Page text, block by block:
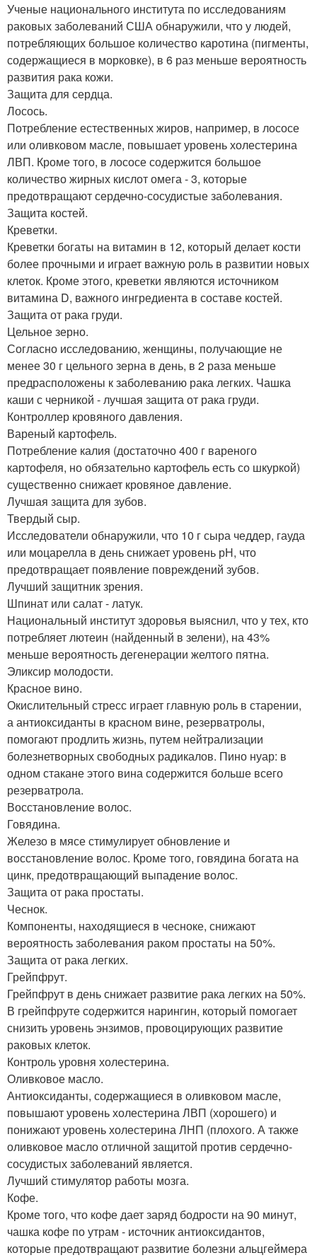
Ученые национального института по исследованиям
раковых заболеваний США обнаружили, что у людей,
потребляющих большое количество каротина (пигменты,
содержащиеся в морковке), в 6 раз меньше вероятность
развития рака кожи.
Защита для сердца.
Лосось.
Потребление естественных жиров, например, в лососе
или оливковом масле, повышает уровень холестерина
ЛВП. Кроме того, в лососе содержится большое
количество жирных кислот омега - 3, которые
предотвращают сердечно-сосудистые заболевания.
Защита костей.
Креветки.
Креветки богаты на витамин в 12, который делает кости
более прочными и играет важную роль в развитии новых
клеток. Кроме этого, креветки являются источником
витамина D, важного ингредиента в составе костей.
Защита от рака груди.
Цельное зерно.
Согласно исследованию, женщины, получающие не
менее 30 г цельного зерна в день, в 2 раза меньше
предрасположены к заболеванию рака легких. Чашка
каши с черникой - лучшая защита от рака груди.
Контроллер кровяного давления.
Вареный картофель.
Потребление калия (достаточно 400 г вареного
картофеля, но обязательно картофель есть со шкуркой)
существенно снижает кровяное давление.
Лучшая защита для зубов.
Твердый сыр.
Исследователи обнаружили, что 10 г сыра чеддер, гауда
или моцарелла в день снижает уровень рН, что
предотвращает появление повреждений зубов.
Лучший защитник зрения.
Шпинат или салат - латук.
Национальный институт здоровья выяснил, что у тех, кто
потребляет лютеин (найденный в зелени), на 43%
меньше вероятность дегенерации желтого пятна.
Эликсир молодости.
Красное вино.
Окислительный стресс играет главную роль в старении,
а антиоксиданты в красном вине, резерватролы,
помогают продлить жизнь, путем нейтрализации
болезнетворных свободных радикалов. Пино нуар: в
одном стакане этого вина содержится больше всего
резерватрола.
Восстановление волос.
Говядина.
Железо в мясе стимулирует обновление и
восстановление волос. Кроме того, говядина богата на
цинк, предотвращающий выпадение волос.
Защита от рака простаты.
Чеснок.
Компоненты, находящиеся в чесноке, снижают
вероятность заболевания раком простаты на 50%.
Защита от рака легких.
Грейпфрут.
Грейпфрут в день снижает развитие рака легких на 50%.
В грейпфруте содержится нарингин, который помогает
снизить уровень энзимов, провоцирующих развитие
раковых клеток.
Контроль уровня холестерина.
Оливковое масло.
Антиоксиданты, содержащиеся в оливковом масле,
повышают уровень холестерина ЛВП (хорошего) и
понижают уровень холестерина ЛНП (плохого. А также
оливковое масло отличной защитой против сердечно-
сосудистых заболеваний является.
Лучший стимулятор работы мозга.
Кофе.
Кроме того, что кофе дает заряд бодрости на 90 минут,
чашка кофе по утрам - источник антиоксидантов,
которые предотвращают развитие болезни альцгеймера